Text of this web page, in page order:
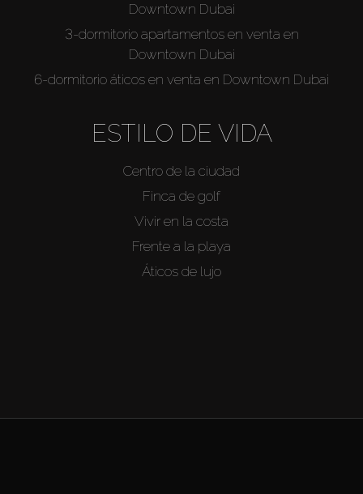
Downtown Dubai
3-dormitorio apartamentos en venta en
Downtown Dubai
6-dormitorio áticos en venta en Downtown Dubai
ESTILO DE VIDA
Centro de la ciudad
Finca de golf
Vivir en la costa
Frente a la playa
Áticos de lujo